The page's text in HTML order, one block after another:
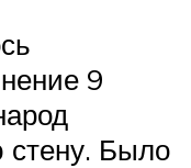
9
стену. Было